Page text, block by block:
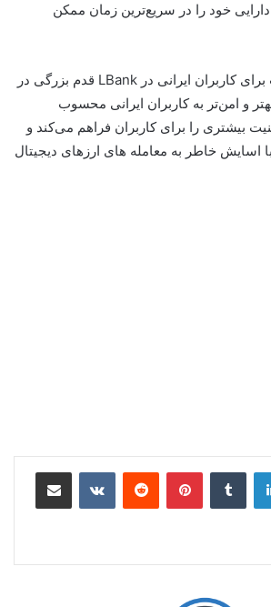
دارایی خود را در سریع‌ترین زمان ممکن
فعال‌شدن احراز هویت برای کاربران ایرانی در LBank قدم بزرگی در
و امن‌تر به کاربران ایرانی محسوب
بیشتری را برای کاربران فراهم می‌کند و
اسایش‌ خاطر به معامله های ارزهای دیجیتال